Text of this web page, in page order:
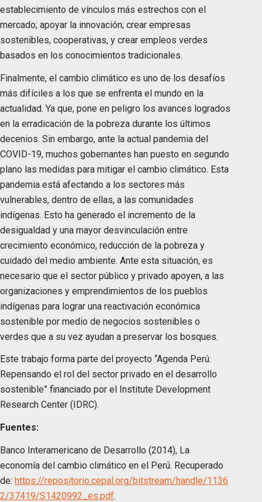
establecimiento de vínculos más estrechos con el
mercado; apoyar la innovación; crear empresas
sostenibles, cooperativas, y crear empleos verdes
basados en los conocimientos tradicionales.
Finalmente, el cambio climático es uno de los desafíos
más difíciles a los que se enfrenta el mundo en la
actualidad. Ya que, pone en peligro los avances logrados
en la erradicación de la pobreza durante los últimos
decenios. Sin embargo, ante la actual pandemia del
COVID-19, muchos gobernantes han puesto en segundo
plano las medidas para mitigar el cambio climático. Esta
pandemia está afectando a los sectores más
vulnerables, dentro de ellas, a las comunidades
indígenas. Esto ha generado el incremento de la
desigualdad y una mayor desvinculación entre
crecimiento económico, reducción de la pobreza y
cuidado del medio ambiente. Ante esta situación, es
necesario que el sector público y privado apoyen, a las
organizaciones y emprendimientos de los pueblos
indígenas para lograr una reactivación económica
sostenible por medio de negocios sostenibles o
verdes que a su vez ayudan a preservar los bosques.
Este trabajo forma parte del proyecto “Agenda Perú:
Repensando el rol del sector privado en el desarrollo
sostenible” financiado por el Institute Development
Research Center (IDRC).
Fuentes:
Banco Interamericano de Desarrollo (2014), La
economía del cambio climático en el Perú. Recuperado
de: https://repositorio.cepal.org/bitstream/handle/1136
2/37419/S1420992_es.pdf.